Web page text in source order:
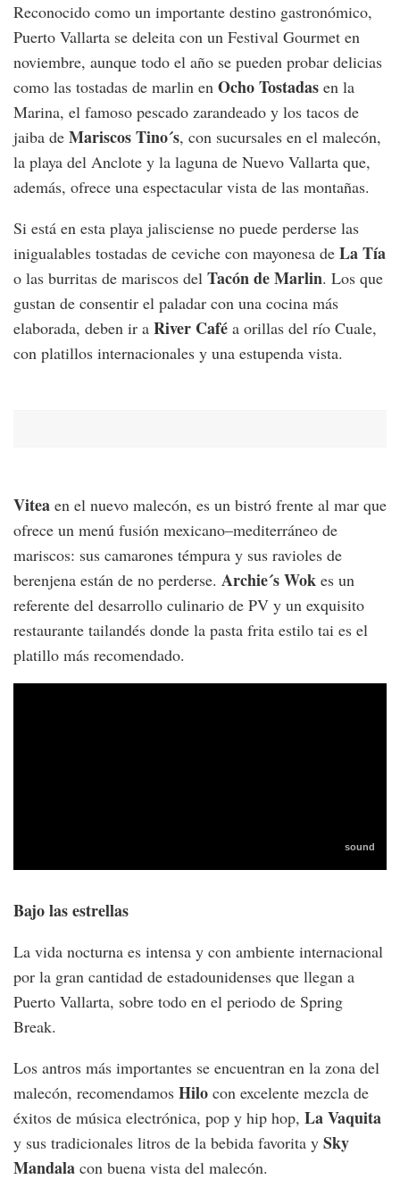
Reconocido como un importante destino gastronómico,
Puerto Vallarta se deleita con un Festival Gourmet en
noviembre, aunque todo el año se pueden probar delicias
como las tostadas de marlin en Ocho Tostadas en la
Marina, el famoso pescado zarandeado y los tacos de
jaiba de Mariscos Tino´s, con sucursales en el malecón,
la playa del Anclote y la laguna de Nuevo Vallarta que,
además, ofrece una espectacular vista de las montañas.
Si está en esta playa jalisciense no puede perderse las
inigualables tostadas de ceviche con mayonesa de La Tía
o las burritas de mariscos del Tacón de Marlin. Los que
gustan de consentir el paladar con una cocina más
elaborada, deben ir a River Café a orillas del río Cuale,
con platillos internacionales y una estupenda vista.
Vitea en el nuevo malecón, es un bistró frente al mar que
ofrece un menú fusión mexicano–mediterráneo de
mariscos: sus camarones témpura y sus ravioles de
berenjena están de no perderse. Archie´s Wok es un
referente del desarrollo culinario de PV y un exquisito
restaurante tailandés donde la pasta frita estilo tai es el
platillo más recomendado.
Bajo las estrellas
La vida nocturna es intensa y con ambiente internacional
por la gran cantidad de estadounidenses que llegan a
Puerto Vallarta, sobre todo en el periodo de Spring
Break.
Los antros más importantes se encuentran en la zona del
malecón, recomendamos Hilo con excelente mezcla de
éxitos de música electrónica, pop y hip hop, La Vaquita
y sus tradicionales litros de la bebida favorita y Sky
Mandala con buena vista del malecón.